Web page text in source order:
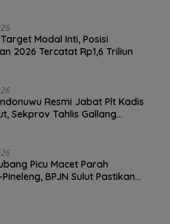
Modal Inti, Posisi
2026 Tercatat Rp1,6 Triliun
Resmi Jabat Plt Kadis
Sekprov Tahlis Gallang
Picu Macet Parah
BPJN Sulut Pastikan